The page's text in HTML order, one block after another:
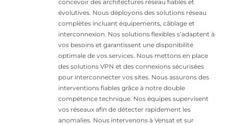
concevoir des architectures réseau fiables et
évolutives. Nous déployons des solutions réseau
complètes incluant équipements, câblage et
interconnexion. Nos solutions flexibles s’adaptent à
vos besoins et garantissent une disponibilité
optimale de vos services. Nous mettons en place
des solutions VPN et des connexions sécurisées
pour interconnecter vos sites. Nous assurons des
interventions fiables grâce à notre double
compétence technique. Nos équipes supervisent
vos réseaux afin de détecter rapidement les
anomalies. Nous intervenons à Vensat et sur